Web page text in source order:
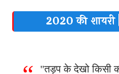
2020 की शायरी
"तड़प के देखो किसी